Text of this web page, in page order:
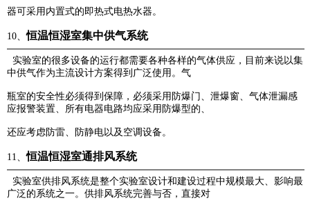
器可采用内置式的即热式电热水器。
10、恒温恒湿室集中供气系统
实验室的很多设备的运行都需要各种各样的气体供应，目前来说以集
中供气作为主流设计方案得到广泛使用。 气
瓶室的安全性必须得到保障，必须采用防爆门、泄爆窗、气体泄漏感
应报警装置、所有电器电路均应采用防爆型的、
还应考虑防雷、防静电以及空调设备。
11、恒温恒湿室通排风系统
实验室供排风系统是整个实验室设计和建设过程中规模最大、影响最
广泛的系统之一。供排风系统完善与否，直接对